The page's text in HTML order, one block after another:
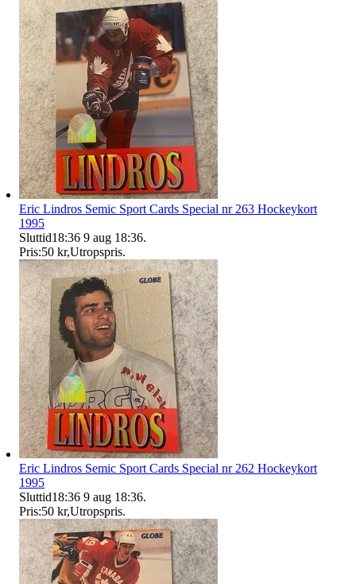
Eric Lindros Semic Sport Cards Special nr 263 Hockeykort
1995
Sluttid18:36 9 aug 18:36.
Pris:50 kr,Utropspris.
Eric Lindros Semic Sport Cards Special nr 262 Hockeykort
1995
Sluttid18:36 9 aug 18:36.
Pris:50 kr,Utropspris.